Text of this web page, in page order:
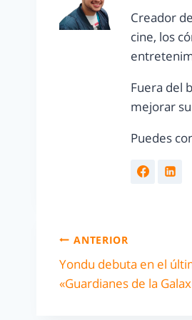
Creador
cine, los
Fuera del
mejorar
Puedes
ANTERIOR
Yondu debuta en el
«Guardianes de la